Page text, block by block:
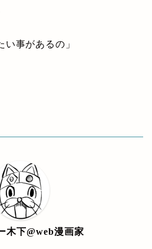
い事があるの」
木下@web漫画家